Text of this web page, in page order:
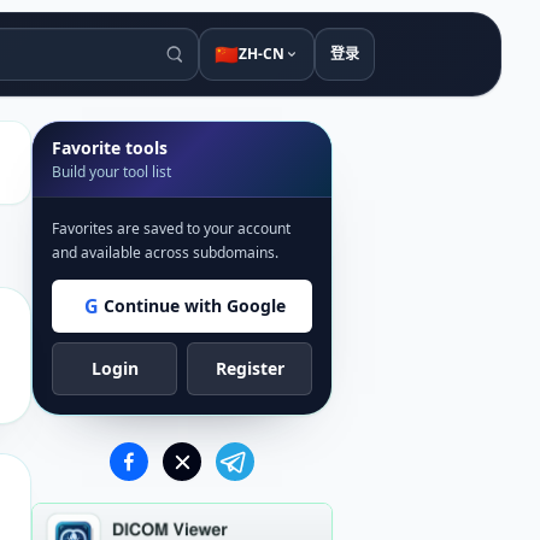
🇨🇳ZH-CN 登录
Favorite tools
Build your tool list
Favorites are saved to your account
and available across subdomains.
G Continue with Google
Login Register